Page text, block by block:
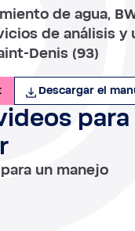
de agua,
de análisis y
Denis (93)
Descargar el
para
un manejo